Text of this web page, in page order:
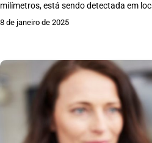
milímetros, está sendo detectada em
8 de janeiro de 2025